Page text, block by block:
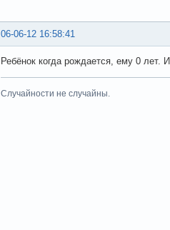
06-06-12 16:58:41
Ребёнок когда рождается, ему 0 лет.
Случайности не случайны.